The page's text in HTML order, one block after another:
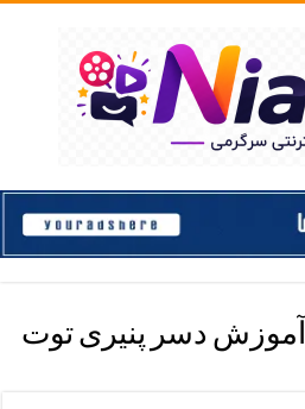
آموزش دسر پنیری توت